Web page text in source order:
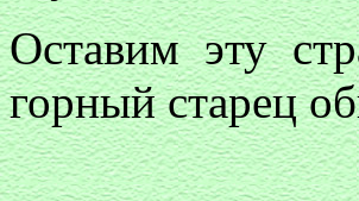
Оставим эту
горный старец